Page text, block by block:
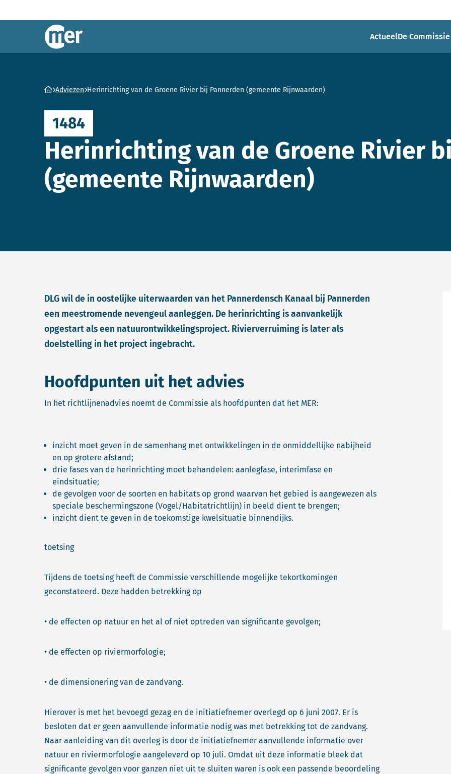
Commissie mer
ActueelDe
Ga naar homepage
Adviezen Herinrichting van de Groene Rivier bij Pannerden (gemeente Rijnwaarden)
1484
Herinrichting van de Groene Rivier
(gemeente Rijnwaarden)
DLG wil de in oostelijke uiterwaarden van het Pannerdensch Kanaal bij Pannerden
een meestromende nevengeul aanleggen. De herinrichting is aanvankelijk
opgestart als een natuurontwikkelingsproject. Rivierverruiming is later als
doelstelling in het project ingebracht.
Hoofdpunten uit het advies
In het richtlijnenadvies noemt de Commissie als hoofdpunten dat het MER:
inzicht moet geven in de samenhang met ontwikkelingen in de onmiddellijke nabijheid
en op grotere afstand;
drie fases van de herinrichting moet behandelen: aanlegfase, interimfase en
eindsituatie;
de gevolgen voor de soorten en habitats op grond waarvan het gebied is aangewezen als
speciale beschermingszone (Vogel/Habitatrichtlijn) in beeld dient te brengen;
inzicht dient te geven in de toekomstige kwelsituatie binnendijks.
toetsing
Tijdens de toetsing heeft de Commissie verschillende mogelijke tekortkomingen
geconstateerd. Deze hadden betrekking op
• de effecten op natuur en het al of niet optreden van significante gevolgen;
• de effecten op riviermorfologie;
• de dimensionering van de zandvang.
Hierover is met het bevoegd gezag en de initiatiefnemer overlegd op 6 juni 2007. Er is
besloten dat er geen aanvullende informatie nodig was met betrekking tot de zandvang.
Naar aanleiding van dit overleg is door de initiatiefnemer aanvullende informatie over
natuur en riviermorfologie aangeleverd op 10 juli. Omdat uit deze informatie bleek dat
significante gevolgen voor ganzen niet uit te sluiten waren is ook een passende beoordeling